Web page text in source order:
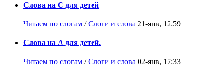
Слова на С для детей
Читаем по слогам /Слоги и слова 21-янв, 12:59
Слова на А для детей.
Читаем по слогам /Слоги и слова 02-янв, 17:33